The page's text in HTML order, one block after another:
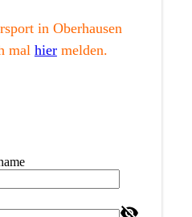
in Oberhausen
mal hiermelden.